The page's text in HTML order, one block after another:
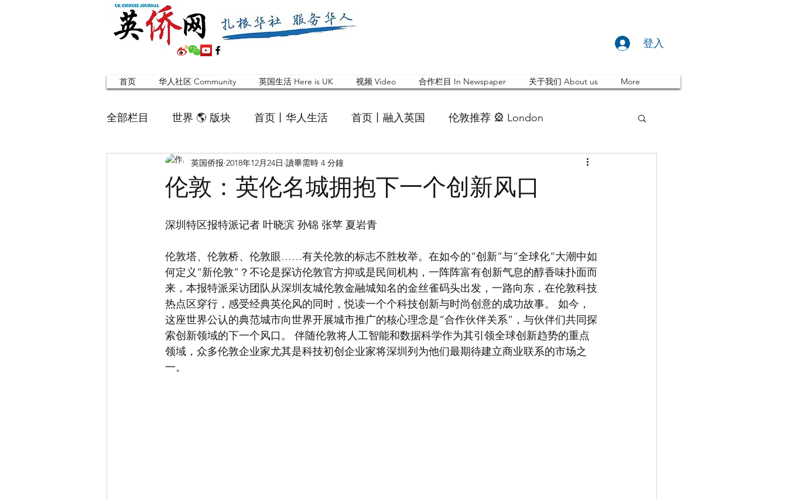
登入
首页 华人社区 Community 英国生活 Here is UK 视频 Video 合作栏目 In Newspaper 关于我们 About us More
全部栏目 世界 🌎 版块 首页丨华人生活 首页丨融入英国 伦敦推荐 🎡 London
英国脱宅指南 Time out 英国快乐肥宅指南 Cola
合作栏目 留学生 英国白金汉大学中国校友会
伦敦：英伦名城拥抱下一个创新风口
英国侨报 2018年12月24日 讀畢需時 4 分鐘
深圳特区报特派记者 叶晓滨 孙锦 张苹 夏岩青
伦敦塔、伦敦桥、伦敦眼……有关伦敦的标志不胜枚举。在如今的“创新”与“全球化”大潮中如
何定义“新伦敦”？不论是探访伦敦官方抑或是民间机构，一阵阵富有创新气息的醇香味扑面而
来，本报特派采访团队从深圳友城伦敦金融城知名的金丝雀码头出发，一路向东，在伦敦科技
热点区穿行，感受经典英伦风的同时，悦读一个个科技创新与时尚创意的成功故事。 如今，
这座世界公认的典范城市向世界开展城市推广的核心理念是“合作伙伴关系”，与伙伴们共同探
索创新领域的下一个风口。 伴随伦敦将人工智能和数据科学作为其引领全球创新趋势的重点
领域，众多伦敦企业家尤其是科技初创企业家将深圳列为他们最期待建立商业联系的市场之
一。